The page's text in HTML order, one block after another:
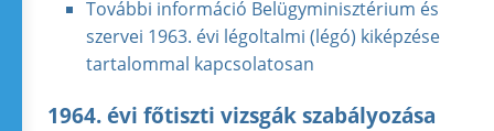
További információ Belügyminisztérium és
szervei 1963. évi légoltalmi (légó) kiképzése
tartalommal kapcsolatosan
1964. évi főtiszti vizsgák szabályozása